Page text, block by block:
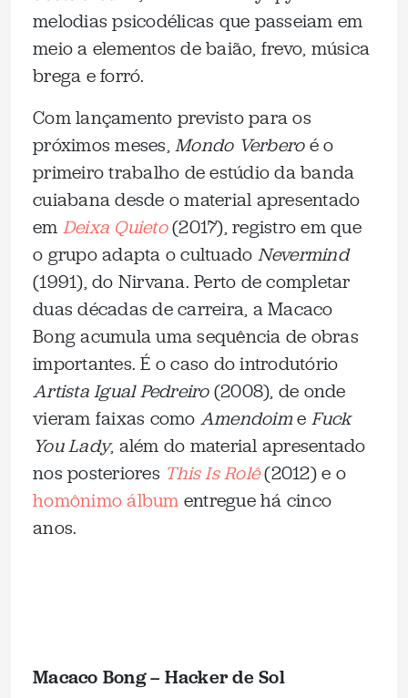
melodias psicodélicas que passeiam em
meio a elementos de baião, frevo, música
brega e forró.
Com lançamento previsto para os
próximos meses,Mondo Verberoé o
primeiro trabalho de estúdio da banda
cuiabana desde o material apresentado
em Deixa Quieto(2017), registro em que
o grupo adapta o cultuado Nevermind
(1991), do Nirvana. Perto de completar
duas décadas de carreira, a Macaco
Bong acumula uma sequência de obras
importantes. É o caso do introdutório
Artista Igual Pedreiro(2008), de onde
vieram faixas como Amendoime Fuck
You Lady, além do material apresentado
nos posteriores This Is Rolê(2012) e o
homônimo álbum entregue há cinco
anos.
Macaco Bong – Hacker de Sol